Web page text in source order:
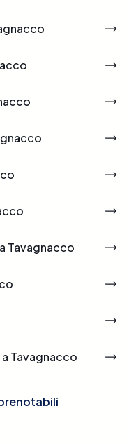
Tavagnacco
Tavagnacco